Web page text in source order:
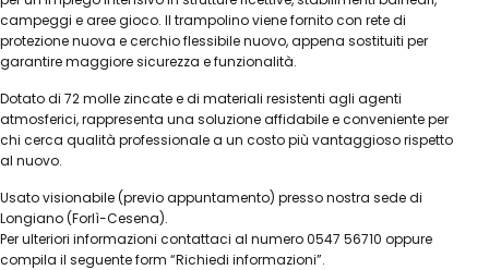
campeggi e aree gioco. Il trampolino viene fornito con rete di
protezione nuova e cerchio flessibile nuovo, appena sostituiti per
garantire maggiore sicurezza e funzionalità.
Dotato di 72 molle zincate e di materiali resistenti agli agenti
atmosferici, rappresenta una soluzione affidabile e conveniente per
chi cerca qualità professionale a un costo più vantaggioso rispetto
al nuovo.
Usato visionabile (previo appuntamento) presso nostra sede di
Longiano (Forlì-Cesena).
Per ulteriori informazioni contattaci al numero 0547 56710 oppure
compila il seguente form “Richiedi informazioni”.